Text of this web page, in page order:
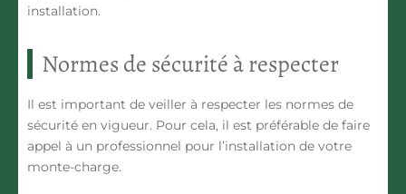
installation.
Normes de sécurité à respecter
Il est important de veiller à respecter les normes de
sécurité en vigueur. Pour cela, il est préférable de faire
appel à un professionnel pour l’installation de votre
monte-charge.